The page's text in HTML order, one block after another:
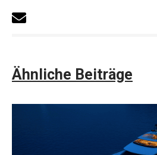
Ähnliche Beiträge